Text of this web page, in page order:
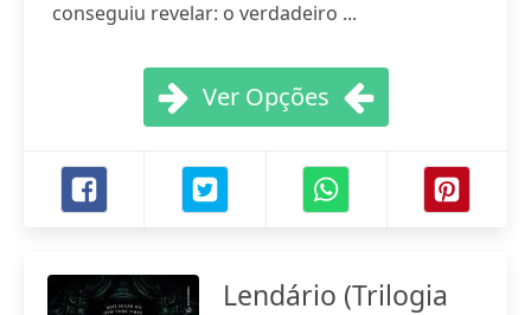
conseguiu revelar: o verdadeiro ...
Ver Opções
Lendário (Trilogia